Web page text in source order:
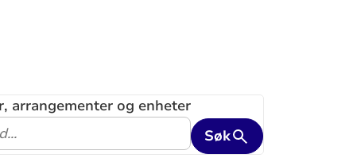
arrangementer og enheter
Søk